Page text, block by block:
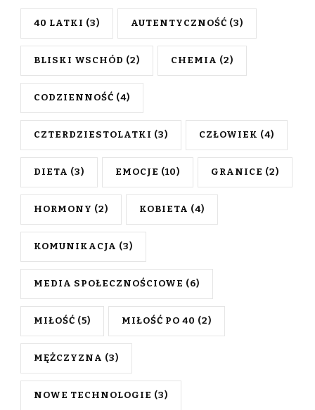
40 LATKI (3) AUTENTYCZNOŚĆ (3)
BLISKI WSCHÓD (2) CHEMIA (2)
CODZIENNOŚĆ (4)
CZTERDZIESTOLATKI (3) CZŁOWIEK (4)
DIETA (3) EMOCJE (10) GRANICE (2)
HORMONY (2) KOBIETA (4)
KOMUNIKACJA (3)
MEDIA SPOŁECZNOŚCIOWE (6)
MIŁOŚĆ (5) MIŁOŚĆ PO 40 (2)
MĘŻCZYZNA (3)
NOWE TECHNOLOGIE (3)